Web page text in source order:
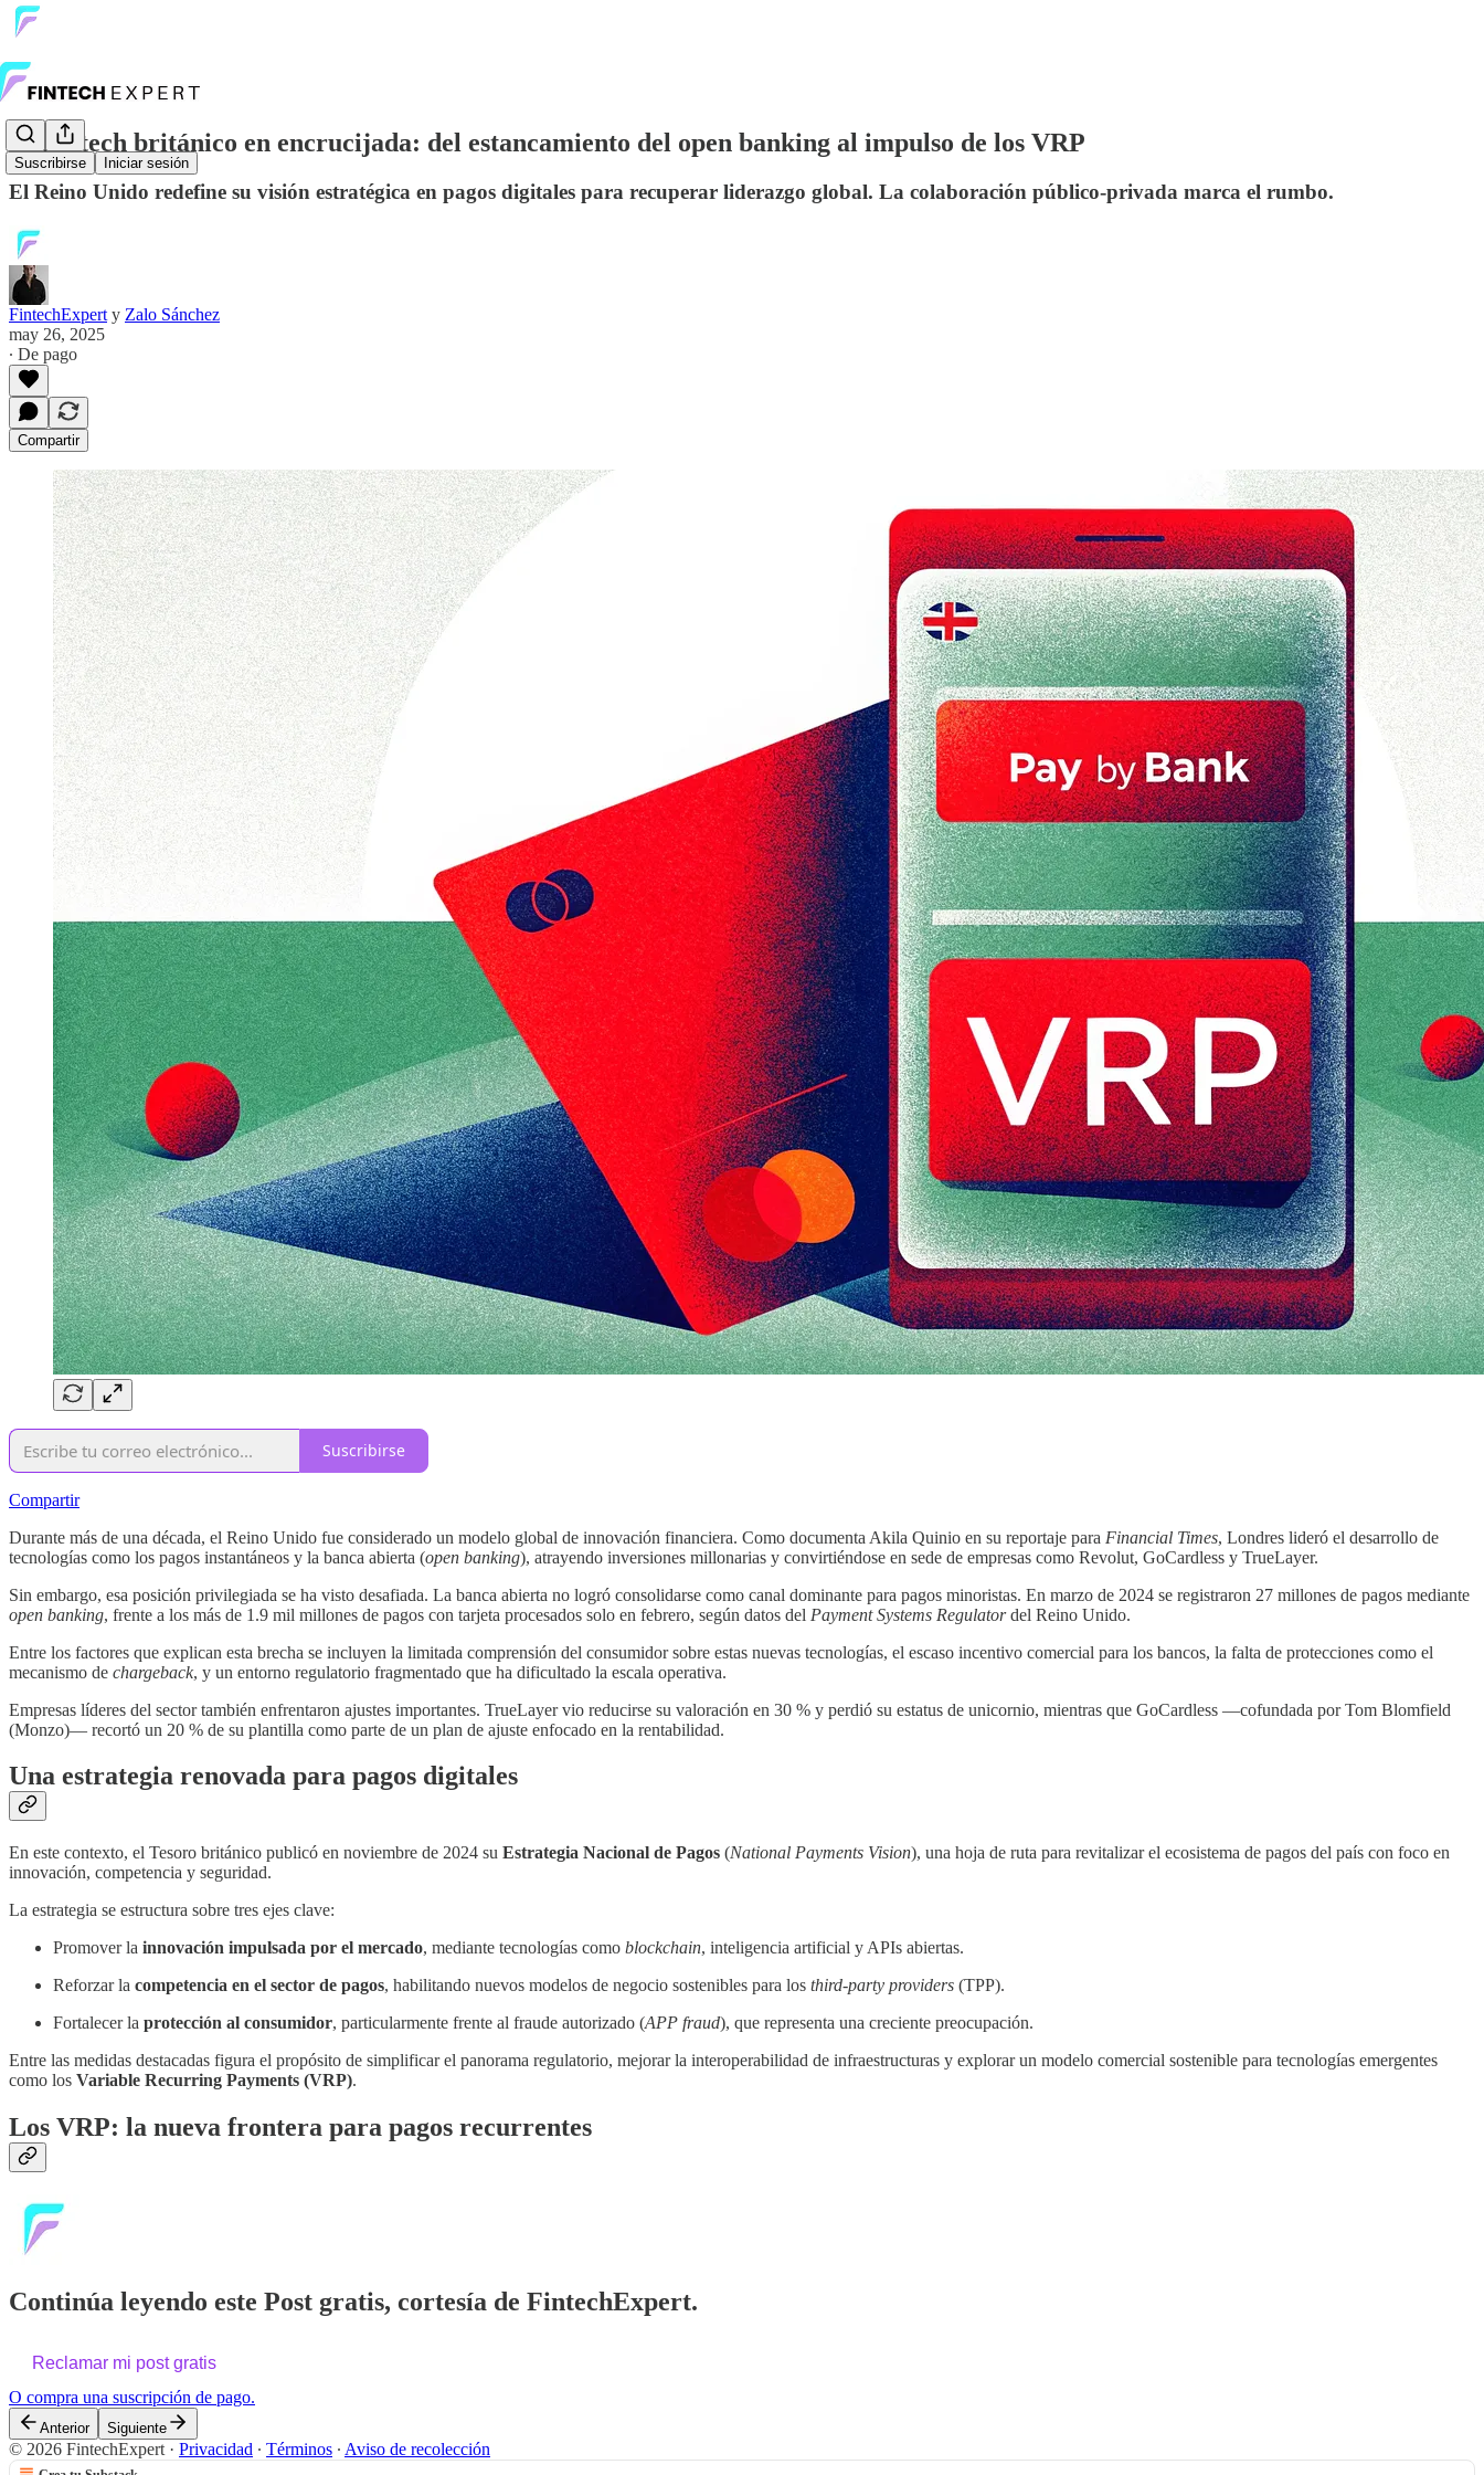
Suscribirse Iniciar sesión
El Fintech británico en encrucijada: del estancamiento del open banking al impulso de los VRP
El Reino Unido redefine su visión estratégica en pagos digitales para recuperar liderazgo global. La colaboración público-privada marca el rumbo.
FintechExpert y Zalo Sánchez
may 26, 2025
∙ De pago
Compartir
Suscribirse
Compartir
Durante más de una década, el Reino Unido fue considerado un modelo global de innovación financiera. Como documenta Akila Quinio en su reportaje para Financial Times, Londres lideró el desarrollo de
tecnologías como los pagos instantáneos y la banca abierta (open banking), atrayendo inversiones millonarias y convirtiéndose en sede de empresas como Revolut, GoCardless y TrueLayer.
Sin embargo, esa posición privilegiada se ha visto desafiada. La banca abierta no logró consolidarse como canal dominante para pagos minoristas. En marzo de 2024 se registraron 27 millones de pagos mediante
open banking, frente a los más de 1.9 mil millones de pagos con tarjeta procesados solo en febrero, según datos del Payment Systems Regulatordel Reino Unido.
Entre los factores que explican esta brecha se incluyen la limitada comprensión del consumidor sobre estas nuevas tecnologías, el escaso incentivo comercial para los bancos, la falta de protecciones como el
mecanismo de chargeback, y un entorno regulatorio fragmentado que ha dificultado la escala operativa.
Empresas líderes del sector también enfrentaron ajustes importantes. TrueLayer vio reducirse su valoración en 30 % y perdió su estatus de unicornio, mientras que GoCardless —cofundada por Tom Blomfield
(Monzo)— recortó un 20 % de su plantilla como parte de un plan de ajuste enfocado en la rentabilidad.
Una estrategia renovada para pagos digitales
En este contexto, el Tesoro británico publicó en noviembre de 2024 su Estrategia Nacional de Pagos (National Payments Vision), una hoja de ruta para revitalizar el ecosistema de pagos del país con foco en
innovación, competencia y seguridad.
La estrategia se estructura sobre tres ejes clave:
Promover la innovación impulsada por el mercado, mediante tecnologías como blockchain, inteligencia artificial y APIs abiertas.
Reforzar la competencia en el sector de pagos, habilitando nuevos modelos de negocio sostenibles para los third-party providers (TPP).
Fortalecer la protección al consumidor, particularmente frente al fraude autorizado (APP fraud), que representa una creciente preocupación.
Entre las medidas destacadas figura el propósito de simplificar el panorama regulatorio, mejorar la interoperabilidad de infraestructuras y explorar un modelo comercial sostenible para tecnologías emergentes
como los Variable Recurring Payments (VRP).
Los VRP: la nueva frontera para pagos recurrentes
Continúa leyendo este Post gratis, cortesía de FintechExpert.
Reclamar mi post gratis
O compra una suscripción de pago.
Anterior Siguiente
© 2026 FintechExpert · Privacidad ∙ Términos ∙ Aviso de recolección